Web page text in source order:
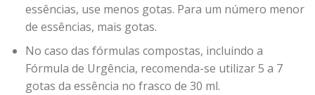
essências, use menos gotas. Para um número menor
de essências, mais gotas.
No caso das fórmulas compostas, incluindo a
Fórmula de Urgência, recomenda-se utilizar 5 a 7
gotas da essência no frasco de 30 ml.